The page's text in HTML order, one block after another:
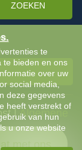
ZOEKEN
|Algemene
met ons
te
te bieden en ons
over uw
social media,
deze gegevens
heeft verstrekt of
van hun
u onze website